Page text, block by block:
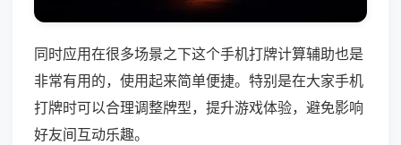
同时应用在很多场景之下这个手机打牌计算辅助也是
非常有用的，使用起来简单便捷。特别是在大家手机
打牌时可以合理调整牌型，提升游戏体验，避免影响
好友间互动乐趣。